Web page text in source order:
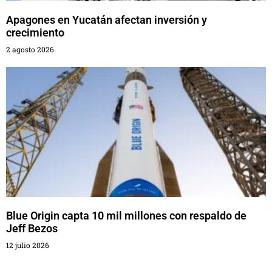
Apagones en Yucatán afectan inversión y
crecimiento
2 agosto 2026
Blue Origin capta 10 mil millones con respaldo de
Jeff Bezos
12 julio 2026